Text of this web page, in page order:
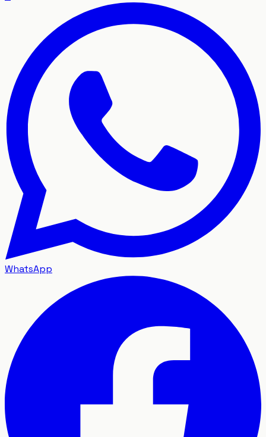
WhatsApp